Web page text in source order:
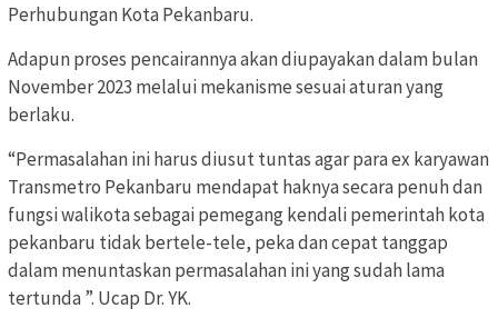
Perhubungan Kota Pekanbaru.
Adapun proses pencairannya akan diupayakan dalam bulan
November 2023 melalui mekanisme sesuai aturan yang
berlaku.
“Permasalahan ini harus diusut tuntas agar para ex karyawan
Transmetro Pekanbaru mendapat haknya secara penuh dan
fungsi walikota sebagai pemegang kendali pemerintah kota
pekanbaru tidak bertele-tele, peka dan cepat tanggap
dalam menuntaskan permasalahan ini yang sudah lama
tertunda ”. Ucap Dr. YK.